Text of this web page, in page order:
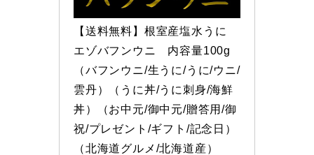
【送料無料】根室産塩水うに
エゾバフンウニ　内容量100g
（バフンウニ/生うに/うに/ウニ/
雲丹）（うに丼/うに刺身/海鮮
丼）（お中元/御中元/贈答用/御
祝/プレゼント/ギフト/記念日）
（北海道グルメ/北海道産）